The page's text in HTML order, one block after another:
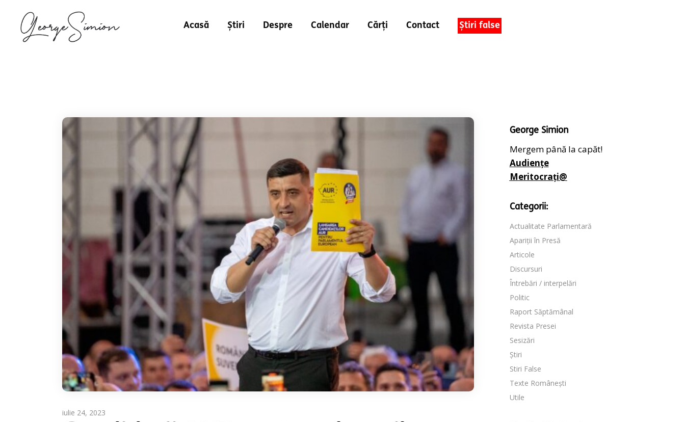
Acasă Știri Despre Calendar Cărți Contact Știri false
iulie 24, 2023
George Simion
Mergem până la capăt!
Audiențe
Meritocrați@
Categorii:
Actualitate Parlamentară
Apariții în Presă
Articole
Discursuri
Întrebări / interpelări
Politic
Raport Săptămânal
Revista Presei
Sesizări
Știri
Stiri False
Texte Românești
Utile